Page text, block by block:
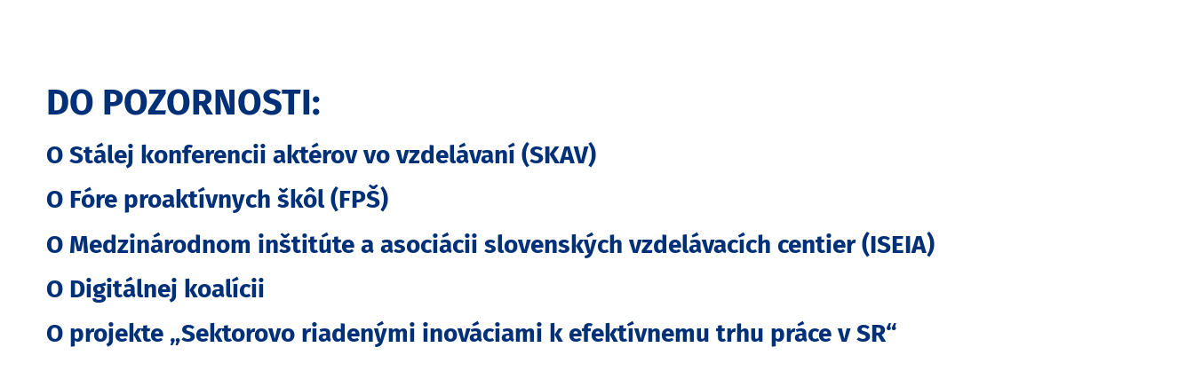
DO POZORNOSTI:
O Stálej konferencii aktérov vo vzdelávaní (SKAV)
O Fóre proaktívnych škôl (FPŠ)
O Medzinárodnom inštitúte a asociácii slovenských vzdelávacích centier (ISEIA)
O Digitálnej koalícii
O projekte „Sektorovo riadenými inováciami k efektívnemu trhu práce v SR“